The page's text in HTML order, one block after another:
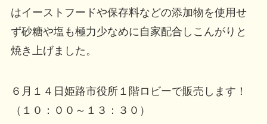
はイーストフードや保存料などの添加物を使用せ
ず砂糖や塩も極力少なめに自家配合しこんがりと
焼き上げました。
６月１４日姫路市役所１階ロビーで販売します！
（１０：００～１３：３０）